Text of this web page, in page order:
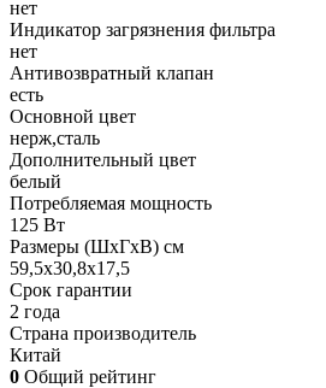
нет
Индикатор загрязнения фильтра
нет
Антивозвратный клапан
есть
Основной цвет
нерж,сталь
Дополнительный цвет
белый
Потребляемая мощность
125 Вт
Размеры (ШхГхВ) см
59,5х30,8х17,5
Срок гарантии
2 года
Страна производитель
Китай
0 Общий рейтинг